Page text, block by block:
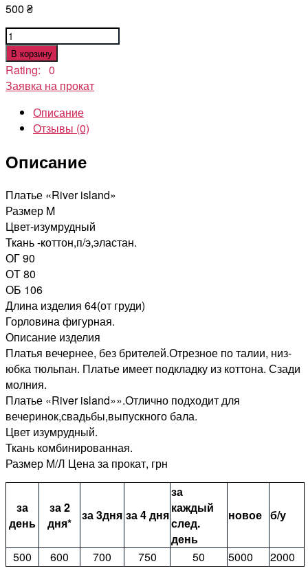
500 ₴
Количество
товара
Платье
"River
В корзину
Rating: 0
Заявка на прокат
Описание
Отзывы (0)
Описание
Платье «River island»
Размер M
Цвет-изумрудный
Ткань -коттон,п/э,эластан.
ОГ 90
ОТ 80
ОБ 106
Длина изделия 64(от груди)
Горловина фигурная.
Описание изделия
Платья вечернее, без брителей.Отрезное по талии, низ-
юбка тюльпан. Платье имеет подкладку из коттона. Сзади
молния.
Платье «River island»».Отлично подходит для
вечеринок,свадьбы,выпускного бала.
Цвет изумрудный.
Ткань комбинированная.
Размер М/Л Цена за прокат, грн
за
день
за 2
дня*
за 3дня за 4 дня
за
каждый
след.
день
новое б/у
500 600 700 750 50 5000
2000